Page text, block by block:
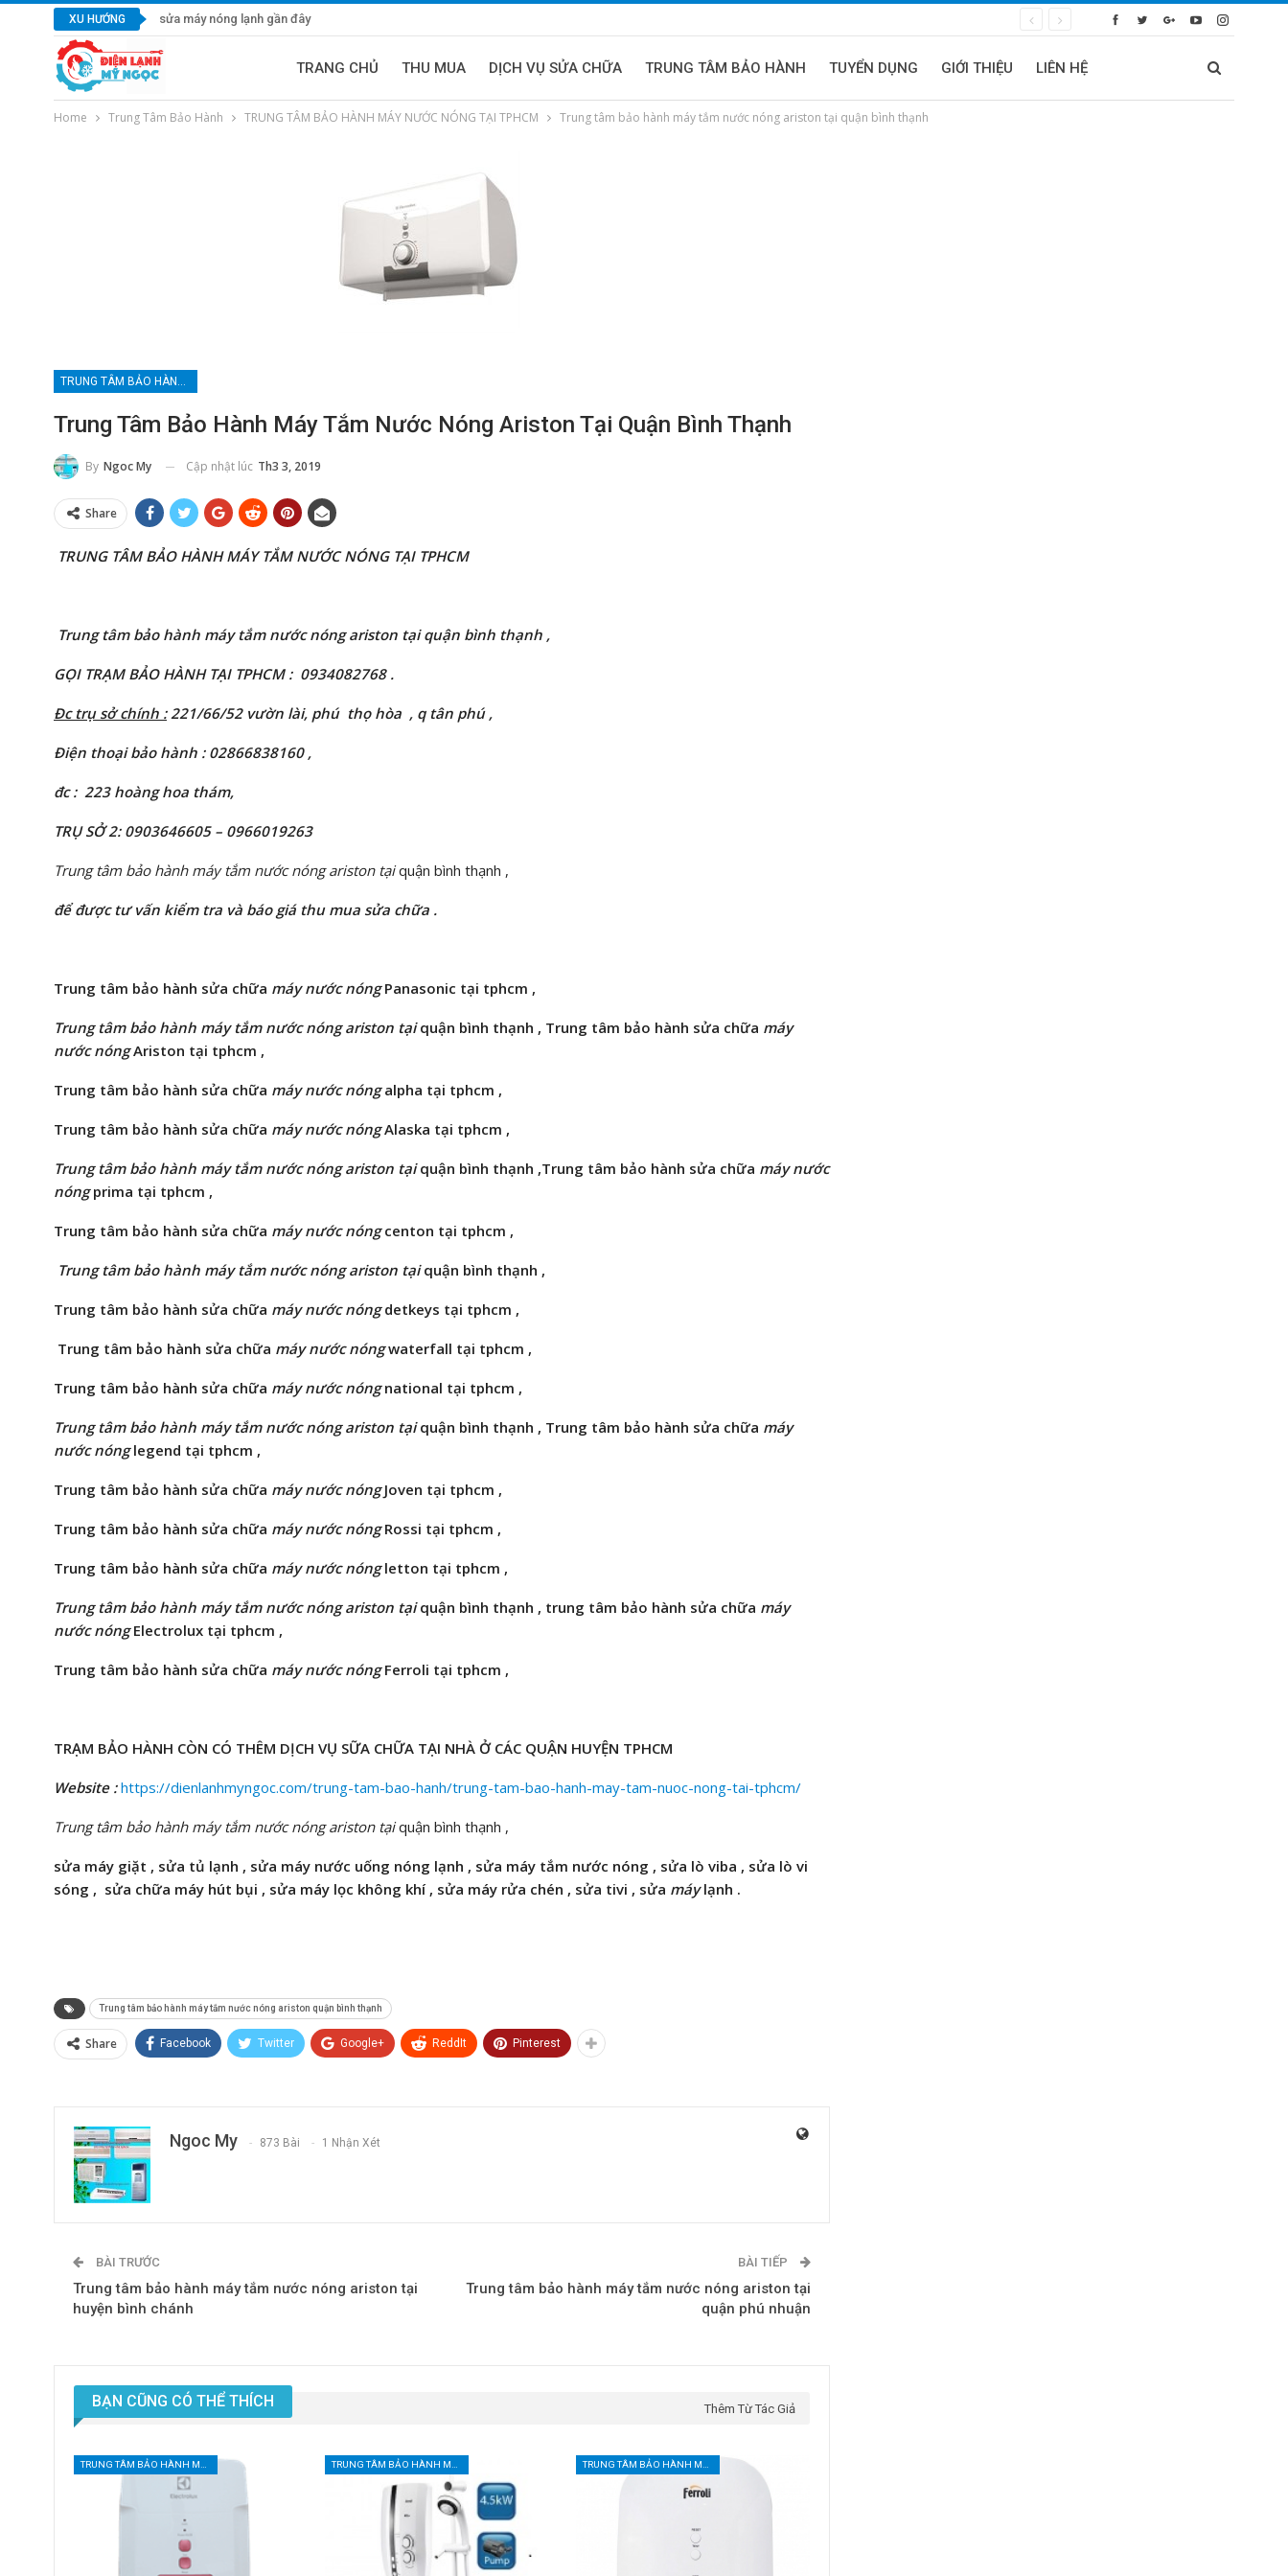
XU HƯỚNG sửa máy nóng lạnh gần đây
TRANG CHỦ THU MUA DỊCH VỤ SỬA CHỮA TRUNG TÂM BẢO HÀNH TUYỂN DỤNG GIỚI THIỆU LIÊN HỆ
Home Trung Tâm Bảo Hành TRUNG TÂM BẢO HÀNH MÁY NƯỚC NÓNG TẠI TPHCM Trung tâm bảo hành máy tắm nước nóng ariston tại quận bình thạnh
Trung Tâm Bảo Hành Máy Tắm Nước Nóng Ariston Tại Quận Bình Thạnh
By Ngoc My Cập nhật lúc Th3 3, 2019
Share
TRUNG TÂM BẢO HÀNH MÁY TẮM NƯỚC NÓNG TẠI TPHCM
Trung tâm bảo hành máy tắm nước nóng ariston tại quận bình thạnh ,
GỌI TRẠM BẢO HÀNH TẠI TPHCM :0934082768 .
Đc trụ sở chính : 221/66/52 vườn lài, phú thọ hòa , q tân phú ,
Điện thoại bảo hành : 02866838160 ,
đc : 223 hoàng hoa thám,
TRỤ SỞ 2: 0903646605 – 0966019263
Trung tâm bảo hành máy tắm nước nóng ariston tạiquận bình thạnh ,
để được tư vấn kiểm tra và báo giá thu mua sửa chữa .
Trung tâm bảo hành sửa chữa máy nước nóngPanasonic tại tphcm ,
Trung tâm bảo hành máy tắm nước nóng ariston tạiquận bình thạnh , Trung tâm bảo hành sửa chữa máy
nước nóngAriston tại tphcm ,
Trung tâm bảo hành sửa chữa máy nước nóngalpha tại tphcm ,
Trung tâm bảo hành sửa chữa máy nước nóngAlaska tại tphcm ,
Trung tâm bảo hành máy tắm nước nóng ariston tạiquận bình thạnh ,Trung tâm bảo hành sửa chữa máy nước
nóngprima tại tphcm ,
Trung tâm bảo hành sửa chữa máy nước nóngcenton tại tphcm ,
Trung tâm bảo hành máy tắm nước nóng ariston tạiquận bình thạnh ,
Trung tâm bảo hành sửa chữa máy nước nóngdetkeys tại tphcm ,
Trung tâm bảo hành sửa chữa máy nước nóngwaterfall tại tphcm ,
Trung tâm bảo hành sửa chữa máy nước nóngnational tại tphcm ,
Trung tâm bảo hành máy tắm nước nóng ariston tạiquận bình thạnh , Trung tâm bảo hành sửa chữa máy
nước nónglegend tại tphcm ,
Trung tâm bảo hành sửa chữa máy nước nóngJoven tại tphcm ,
Trung tâm bảo hành sửa chữa máy nước nóngRossi tại tphcm ,
Trung tâm bảo hành sửa chữa máy nước nóngletton tại tphcm ,
Trung tâm bảo hành máy tắm nước nóng ariston tạiquận bình thạnh , trung tâm bảo hành sửa chữa máy
nước nóngElectrolux tại tphcm ,
Trung tâm bảo hành sửa chữa máy nước nóngFerroli tại tphcm ,
TRẠM BẢO HÀNH CÒN CÓ THÊM DỊCH VỤ SỮA CHỮA TẠI NHÀ Ở CÁC QUẬN HUYỆN TPHCM
Website :https://dienlanhmyngoc.com/trung-tam-bao-hanh/trung-tam-bao-hanh-may-tam-nuoc-nong-tai-tphcm/
Trung tâm bảo hành máy tắm nước nóng ariston tạiquận bình thạnh ,
sửa máy giặt , sửa tủ lạnh , sửa máy nước uống nóng lạnh , sửa máy tắm nước nóng , sửa lò viba , sửa lò vi
sóng , sửa chữa máy hút bụi , sửa máy lọc không khí , sửa máy rửa chén , sửa tivi , sửa máylạnh .
Trung tâm bảo hành máy tắm nước nóng ariston quận bình thạnh
Share Facebook Twitter Google+ ReddIt Pinterest
Ngoc My 873 Bài 1 Nhận Xét
BÀI TRƯỚC
Trung tâm bảo hành máy tắm nước nóng ariston tại
huyện bình chánh
BÀI TIẾP
Trung tâm bảo hành máy tắm nước nóng ariston tại
quận phú nhuận
BẠN CŨNG CÓ THỂ THÍCH Thêm Từ Tác Giả